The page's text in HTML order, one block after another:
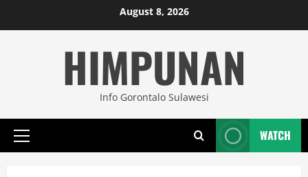
to
August 8, 2026
HIMPUNAN
Info Gorontalo Sulawesi
Primary
WATCH